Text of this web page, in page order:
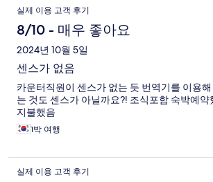
실제 이용 고객 후기
8/10 - 매우 좋아요
2024년 10월 5일
센스가 없음
카운터직원이 센스가 없는 듯 번역기를 이용
는 것도 센스가 아닐까요?! 조식포함 숙박예
지불했음
1박 여행
실제 이용 고객 후기